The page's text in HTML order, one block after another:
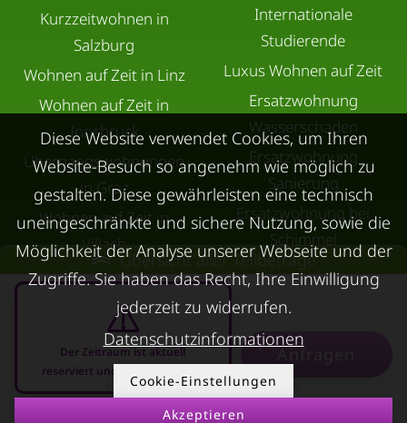
Übersicht aller Teilbeträge
Der Zeitraum ist aktuell
reserviert und nicht anfragbar
-
Anfragen
Kurzzeitwohnen in
Salzburg
Wohnen auf Zeit in Linz
Wohnen auf Zeit in
Innsbruck
Übergangswohnungen
in Graz
Wohnen auf Zeit in
Villach
Wohnen auf Zeit in Wels
Kurzzeitmiete Klagenfurt
Wohnen auf Zeit
Dornbirn
Kurzzeitmiete
Internationale
Studierende
Luxus Wohnen auf Zeit
Ersatzwohnung
Wasserschaden
Ersatzwohnung
Sanierung
Ersatzwohnung bei
Schimmel
Trennungswohnung
Filmförderung
Diese Website verwendet Cookies, um Ihren
Website-Besuch so angenehm wie möglich zu
gestalten. Diese gewährleisten eine technisch
uneingeschränkte und sichere Nutzung, sowie die
Möglichkeit der Analyse unserer Webseite und der
Zugriffe. Sie haben das Recht, Ihre Einwilligung
jederzeit zu widerrufen.
Datenschutzinformationen
Cookie-Einstellungen
Akzeptieren